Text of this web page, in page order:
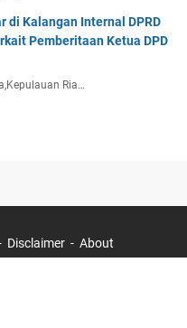
di Kalangan Internal DPRD
Pemberitaan Ketua DPD
Ria…
Disclaimer About